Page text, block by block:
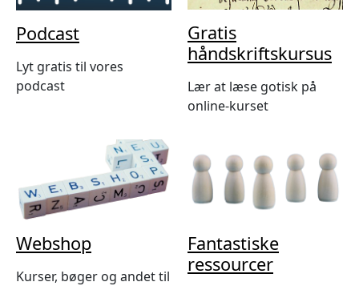
Podcast
Lyt gratis til vores
podcast
Gratis
håndskriftskursus
Lær at læse gotisk på
online-kurset
Webshop
Kurser, bøger og andet til
Fantastiske
ressourcer